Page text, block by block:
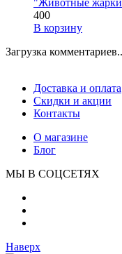
"Животные
400
В корзину
Загрузка
Доставка и оплата
Скидки и акции
Контакты
О магазине
Блог
МЫ В СОЦСЕТЯХ
Наверх